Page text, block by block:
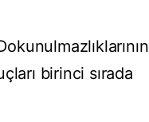
birinci sırada